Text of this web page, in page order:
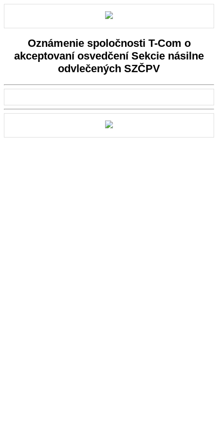
Oznámenie spoločnosti T-Com o
akceptovaní osvedčení Sekcie násilne
odvlečených SZČPV